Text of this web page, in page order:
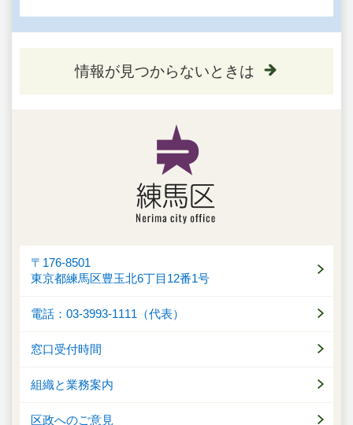
情報が見つからないときは
〒176-8501
東京都練馬区豊玉北6丁目12番1号
電話：03-3993-1111（代表）
窓口受付時間
組織と業務案内
区政へのご意見